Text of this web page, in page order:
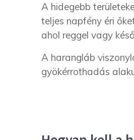
A hidegebb
teljes napfény éri
ahol reggel vagy
A harangláb
gyökérrothadás